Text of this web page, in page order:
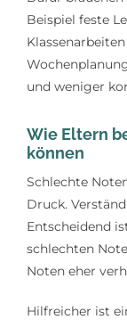
Beispiel feste
und weniger
Wie Eltern
können
Schlechte
Druck.
Entscheidend
schlechten
Noten eher
Hilfreicher ist